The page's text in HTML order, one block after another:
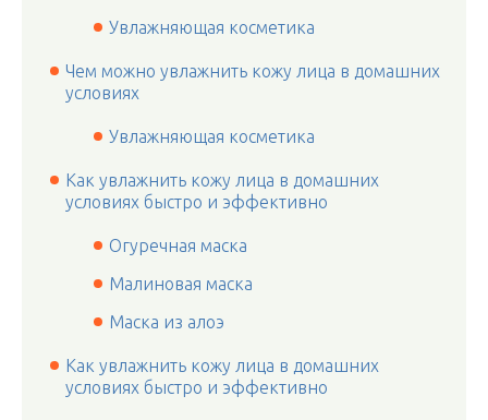
Увлажняющая косметика
Чем можно увлажнить кожу лица в домашних
условиях
Увлажняющая косметика
Как увлажнить кожу лица в домашних
условиях быстро и эффективно
Огуречная маска
Малиновая маска
Маска из алоэ
Как увлажнить кожу лица в домашних
условиях быстро и эффективно